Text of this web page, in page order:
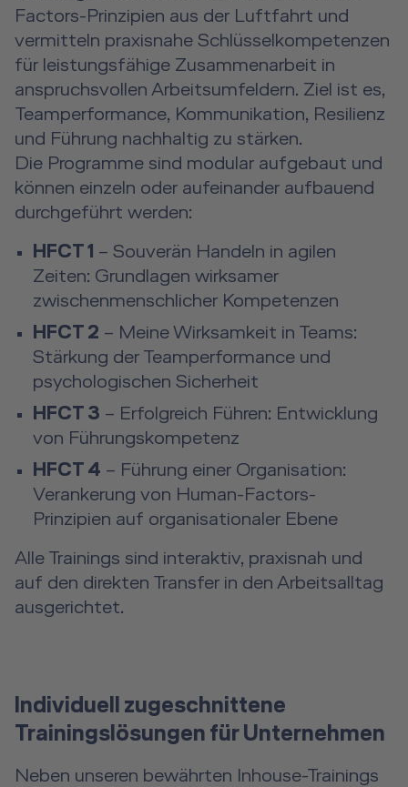
Factors-Prinzipien aus der Luftfahrt und
vermitteln praxisnahe Schlüsselkompetenzen
für leistungsfähige Zusammenarbeit in
anspruchsvollen Arbeitsumfeldern. Ziel ist es,
Teamperformance, Kommunikation, Resilienz
und Führung nachhaltig zu stärken.
Die Programme sind modular aufgebaut und
können einzeln oder aufeinander aufbauend
durchgeführt werden:
HFCT 1 – Souverän Handeln in agilen
Zeiten: Grundlagen wirksamer
zwischenmenschlicher Kompetenzen
HFCT 2 – Meine Wirksamkeit in Teams:
Stärkung der Teamperformance und
psychologischen Sicherheit
HFCT 3 – Erfolgreich Führen: Entwicklung
von Führungskompetenz
HFCT 4 – Führung einer Organisation:
Verankerung von Human-Factors-
Prinzipien auf organisationaler Ebene
Alle Trainings sind interaktiv, praxisnah und
auf den direkten Transfer in den Arbeitsalltag
ausgerichtet.
Individuell zugeschnittene
Trainingslösungen für Unternehmen
Neben unseren bewährten Inhouse-Trainings